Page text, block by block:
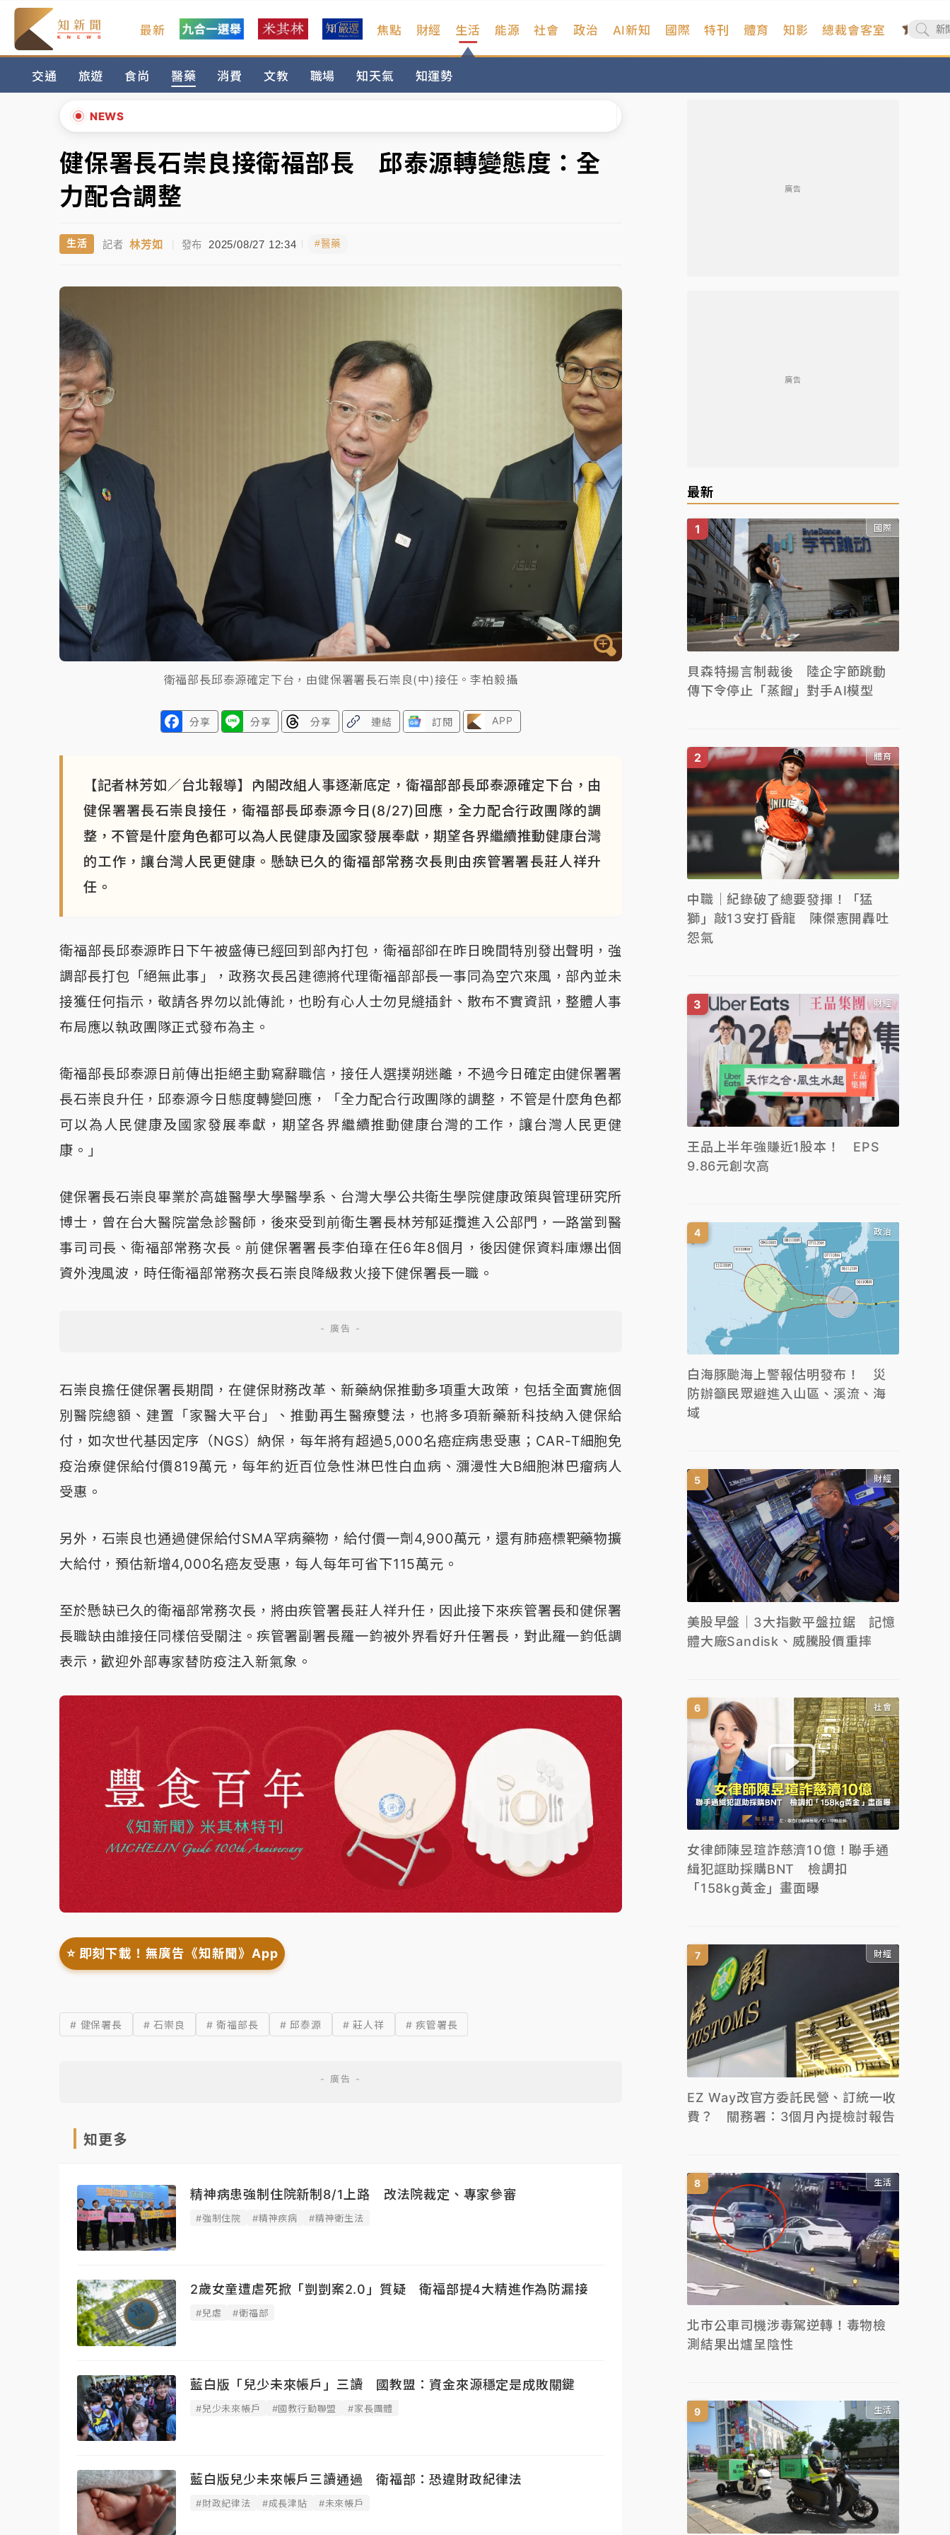
最新 焦點 財經 生活
交通 旅遊 食尚 醫藥 消費 文教 職場 知天氣 知運勢
能源 社會 政治 AI新知 國際 特刊 體育 知影 總裁會客室
NEWS
暑假過三周才推「E宿新北打卡趣」！抽獎程序複雜 觀旅局回應了
中信慈善基金會想增加董事人數！辜仲諒向法院聲請遭駁 理由曝光
故宮《龍藏經》特展第2檔！今線上預約開賣一度塞車 周六起展出延長至晚上7時
台東農業處長涉圖利渡假村！東檢抗告成功 今重開羈押庭
女律師陳昱瑄詐慈濟10億！黃金158kg遭查扣畫面曝光
故宮《龍藏經》特展第2檔！今線上預約開賣一度塞車 周六起展出延長至晚上7時
台東農業處長涉圖利渡假村！東檢抗告成功 今重開羈押庭
父親節泡湯了！中颱白海豚雨彈轟3天 「紅到發紫」降雨熱區曝
▲
健保署長石崇良接衛福部長 邱泰源轉變態度：全
力配合調整
生活 記者 林芳如 | 發布 2025/08/27 12:34 #醫藥
衛福部長邱泰源確定下台，由健保署署長石崇良(中)接任。李柏毅攝
分享 分享 分享 連結 訂閱 APP
【記者林芳如／台北報導】內閣改組人事逐漸底定，衛福部部長邱泰源確定下台，由
健保署署長石崇良接任，衛福部長邱泰源今日(8/27)回應，全力配合行政團隊的調
整，不管是什麼角色都可以為人民健康及國家發展奉獻，期望各界繼續推動健康台灣
的工作，讓台灣人民更健康。懸缺已久的衛福部常務次長則由疾管署署長莊人祥升
任。
衛福部長邱泰源昨日下午被盛傳已經回到部內打包，衛福部卻在昨日晚間特別發出聲明，強
調部長打包「絕無此事」，政務次長呂建德將代理衛福部部長一事同為空穴來風，部內並未
接獲任何指示，敬請各界勿以訛傳訛，也盼有心人士勿見縫插針、散布不實資訊，整體人事
布局應以執政團隊正式發布為主。
衛福部長邱泰源日前傳出拒絕主動寫辭職信，接任人選撲朔迷離，不過今日確定由健保署署
長石崇良升任，邱泰源今日態度轉變回應，「全力配合行政團隊的調整，不管是什麼角色都
可以為人民健康及國家發展奉獻，期望各界繼續推動健康台灣的工作，讓台灣人民更健
康。」
健保署長石崇良畢業於高雄醫學大學醫學系、台灣大學公共衛生學院健康政策與管理研究所
博士，曾在台大醫院當急診醫師，後來受到前衛生署長林芳郁延攬進入公部門，一路當到醫
事司司長、衛福部常務次長。前健保署署長李伯璋在任6年8個月，後因健保資料庫爆出個
資外洩風波，時任衛福部常務次長石崇良降級救火接下健保署長一職。
石崇良擔任健保署長期間，在健保財務改革、新藥納保推動多項重大政策，包括全面實施個
別醫院總額、建置「家醫大平台」、推動再生醫療雙法，也將多項新藥新科技納入健保給
付，如​​次世代基因定序（NGS）納保，每年將有超過5,000名癌症病患受惠；CAR-T細胞免
疫治療健保給付價819萬元，每年約近百位急性淋巴性白血病、瀰漫性大B細胞淋巴瘤病人
受惠。
另外，石崇良也通過健保給付SMA罕病藥物，給付價一劑4,900萬元，還有肺癌標靶藥物擴
大給付，預估新增4,000名癌友受惠，每人每年可省下115萬元。
至於懸缺已久的衛福部常務次長，將由疾管署長莊人祥升任，因此接下來疾管署長和健保署
長職缺由誰接任同樣倍受關注。疾管署副署長羅一鈞被外界看好升任署長，對此羅一鈞低調
表示，歡迎外部專家替防疫注入新氣象。
⭐️ 即刻下載！無廣告《知新聞》App
# 健保署長 # 石崇良 # 衛福部長 # 邱泰源 # 莊人祥 # 疾管署長
知更多
精神病患強制住院新制8/1上路 改法院裁定、專家參審
#強制住院 #精神疾病 #精神衛生法
2歲女童遭虐死掀「剴剴案2.0」質疑 衛福部提4大精進作為防漏接
#兒虐 #衛福部
藍白版「兒少未來帳戶」三讀 國教盟：資金來源穩定是成敗關鍵
#兒少未來帳戶 #國教行動聯盟 #家長團體
藍白版兒少未來帳戶三讀通過 衛福部：恐違財政紀律法
#財政紀律法 #成長津貼 #未來帳戶
廣告
廣告
最新
國際
貝森特揚言制裁後 陸企字節跳動
傳下令停止「蒸餾」對手AI模型
體育
中職｜紀錄破了總要發揮！「猛
獅」敲13安打昏龍 陳傑憲開轟吐
怨氣
財經
王品上半年強賺近1股本！ EPS
9.86元創次高
政治
白海豚颱海上警報估明發布！ 災
防辦籲民眾避進入山區、溪流、海
域
財經
美股早盤｜3大指數平盤拉鋸 記憶
體大廠Sandisk、威騰股價重摔
社會
女律師陳昱瑄詐慈濟10億！聯手通
緝犯誆助採購BNT 檢調扣
「158kg黃金」畫面曝
財經
EZ Way改官方委託民營、訂統一收
費？ 關務署：3個月內提檢討報告
生活
北市公車司機涉毒駕逆轉！毒物檢
測結果出爐呈陰性
生活